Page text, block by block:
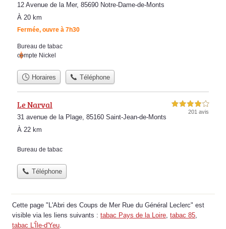
12 Avenue de la Mer, 85690 Notre-Dame-de-Monts
À 20 km
Fermée, ouvre à 7h30
Bureau de tabac
compte Nickel
Horaires Téléphone
Le Narval
31 avenue de la Plage, 85160 Saint-Jean-de-Monts
À 22 km
4,0 étoiles sur 5
201 avis
Bureau de tabac
Téléphone
Cette page "L'Abri des Coups de Mer Rue du Général Leclerc" est
visible via les liens suivants : tabac Pays de la Loire tabac 85
tabac L'Île-d'Yeu